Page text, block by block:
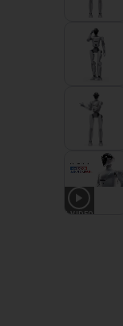
1 VIDEO